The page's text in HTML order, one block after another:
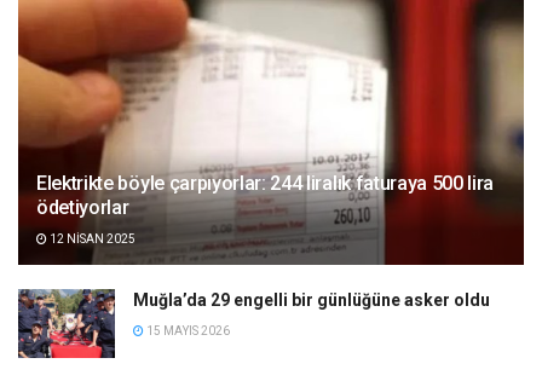
Elektrikte böyle çarpıyorlar: 244 liralık faturaya 500 lira
ödetiyorlar
12 NISAN 2025
Muğla’da 29 engelli bir günlüğüne asker oldu
15 MAYIS 2026